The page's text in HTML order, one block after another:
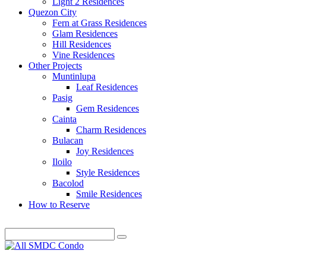
Quezon City
Fern at Grass Residences
Glam Residences
Hill Residences
Vine Residences
Other Projects
Muntinlupa
Leaf Residences
Pasig
Gem Residences
Cainta
Charm Residences
Bulacan
Joy Residences
Iloilo
Style Residences
Bacolod
Smile Residences
How to Reserve